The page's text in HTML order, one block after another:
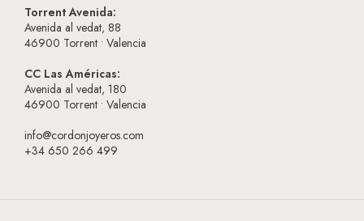
Torrent Avenida:
Avenida al vedat, 88
46900 Torrent • Valencia
CC Las Américas:
Avenida al vedat, 180
46900 Torrent • Valencia
info@cordonjoyeros.com
+34 650 266 499